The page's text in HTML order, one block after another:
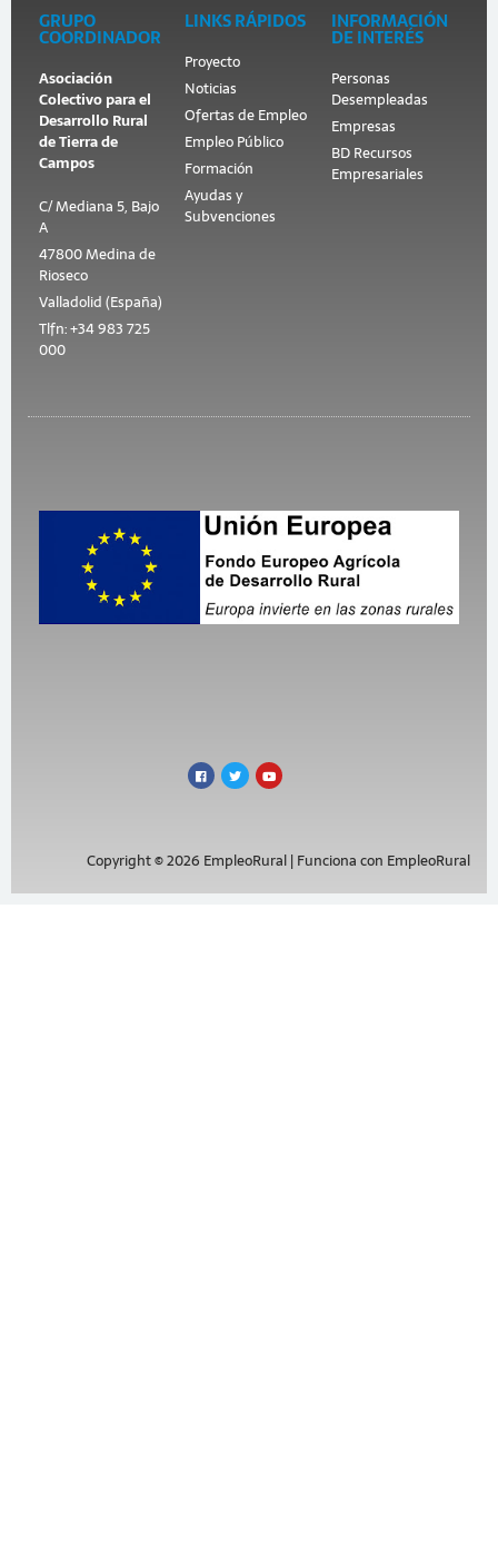
GRUPO
COORDINADOR
Asociación
Colectivo para el
Desarrollo Rural
de Tierra de
Campos
C/ Mediana 5, Bajo
A
47800 Medina de
Rioseco
Valladolid (España)
Tlfn: +34 983 725
000
LINKS RÁPIDOS
Proyecto
Noticias
Ofertas de Empleo
Empleo Público
Formación
Ayudas y
Subvenciones
INFORMACIÓN
DE INTERÉS
Personas
Desempleadas
Empresas
BD Recursos
Empresariales
Copyright © 2026 EmpleoRural | Funciona con EmpleoRural